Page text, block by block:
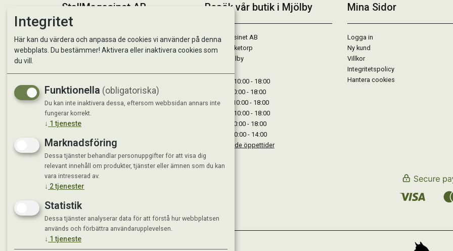
StallMagasinet AB
Kontakta oss
Om oss
Besök vår butik i Mjölby
StallMagasinet AB
Västra Lärketorp
59595 Mjölby
Måndag : 10:00 - 18:00
Tisdag : 10:00 - 18:00
Onsdag : 10:00 - 18:00
Torsdag : 10:00 - 18:00
Fredag : 10:00 - 18:00
Lördag : 10:00 - 14:00
Se avvikande öppettider
Mina Sidor
Logga in
Ny kund
Villkor
Integritetspolicy
Hantera cookies
Integritet
Här kan du värdera och anpassa de cookies vi använder på denna
webbplats. Du bestämmer! Aktivera eller inaktivera cookies som
du vill.
Funktionella (obligatoriska)
Du kan inte inaktivera dessa, eftersom webbsidan annars inte
fungerar korrekt.
↓ 1 tjeneste
Marknadsföring
Dessa tjänster behandlar personuppgifter för att visa dig
relevant innehåll om produkter, tjänster eller ämnen som du kan
vara intresserad av.
↓ 2tjenester
Statistik
Dessa tjänster analyserar data för att förstå hur webbplatsen
används och förbättra användarupplevelsen.
↓ 1 tjeneste